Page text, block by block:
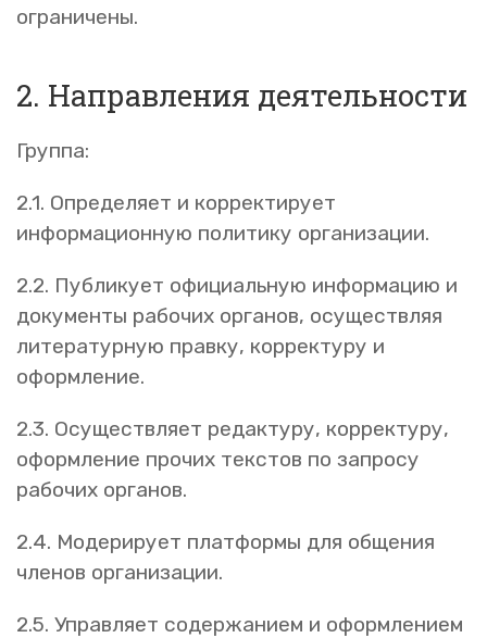
ограничены.
2. Направления деятельности
Группа:
2.1. Определяет и корректирует
информационную политику организации.
2.2. Публикует официальную информацию и
документы рабочих органов, осуществляя
литературную правку, корректуру и
оформление.
2.3. Осуществляет редактуру, корректуру,
оформление прочих текстов по запросу
рабочих органов.
2.4. Модерирует платформы для общения
членов организации.
2.5. Управляет содержанием и оформлением